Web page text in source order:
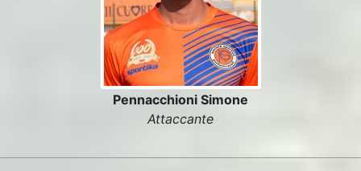
Pennacchioni Simone
Attaccante